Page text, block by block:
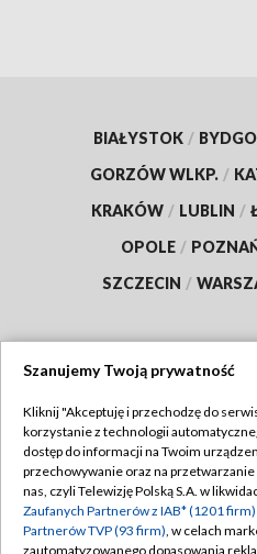
BIAŁYSTOK /
GORZÓW WLKP. /
KRAKÓW / LUBLIN /
OPOLE /
SZCZECIN /
Abonament TVP
Emisja w TVP
Centrum informacji TVP
Polityka
Moje
Szanujemy Twoją prywatność
Kliknij "Akceptuję i przechodzę do
korzystanie z technologii
dostęp do informacji na Twoim
przechowywanie oraz na
nas, czyli Telewizję Polską S.A. w
Zaufanych Partnerów z IAB* (1201 firm)
Partnerów TVP (93 firm), w celach
zautomatyzowanego dopasowania